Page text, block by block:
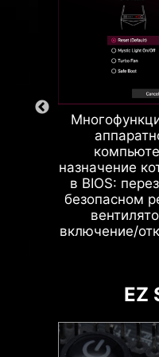
назначение
в BIOS:
безопасном
включение/
EZ
настройки
которые
обеспечивая